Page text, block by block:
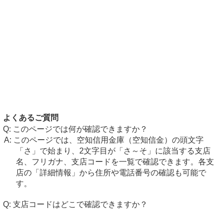
よくあるご質問
このページでは何が確認できますか？
このページでは、空知信用金庫（空知信金）の頭文字
「さ」で始まり、2文字目が「さ～そ」に該当する支店
名、フリガナ、支店コードを一覧で確認できます。各支
店の「詳細情報」から住所や電話番号の確認も可能で
す。
支店コードはどこで確認できますか？